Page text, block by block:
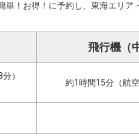
！お得！に予約し、東海エリ
飛行機（
）
約1時間15分（航